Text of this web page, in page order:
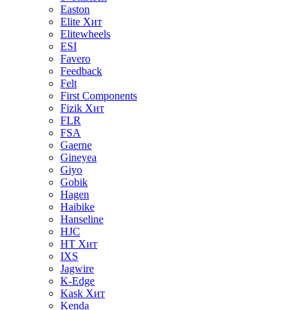
Easton
Elite Хит
Elitewheels
ESI
Favero
Feedback
Felt
First Components
Fizik Хит
FLR
FSA
Gaerne
Gineyea
Giyo
Gobik
Hagen
Haibike
Hanseline
HJC
HT Хит
IXS
Jagwire
K-Edge
Kask Хит
Kenda